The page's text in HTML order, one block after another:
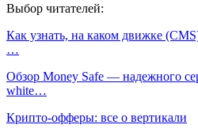
Выбор читателей:
Как узнать, на каком движке
…
Обзор Money Safe — надежного
white…
Крипто-офферы: все о вертикали